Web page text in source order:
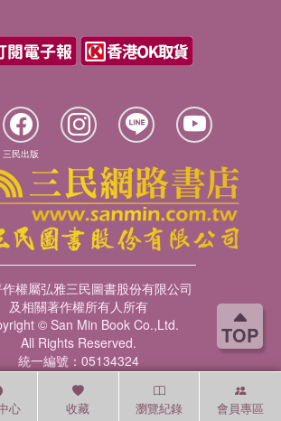
TOP
心 收藏 瀏覽紀錄 會員專區
三民出版
權屬弘雅三民圖書股份有限公司
及相關著作權所有人所有
© San Min Book Co.,Ltd.
All Rights Reserved.
統一編號：05134324